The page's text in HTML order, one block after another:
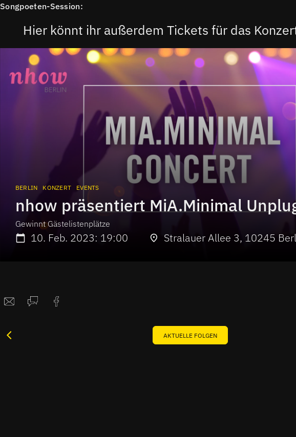
Songpoeten-Session:
Hier könnt ihr außerdem Tickets für das
BERLIN KONZERT EVENTS
Gewinnt Gästelistenplätze
10. Feb. 2023: 19:00 Stralauer Allee 3, 10245
AKTUELLE FOLGEN